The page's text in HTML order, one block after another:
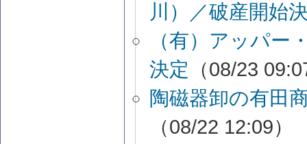
川）／破産開始
（有）アッパー
決定 （08/23
陶磁器卸の有田
（08/22 12:09）